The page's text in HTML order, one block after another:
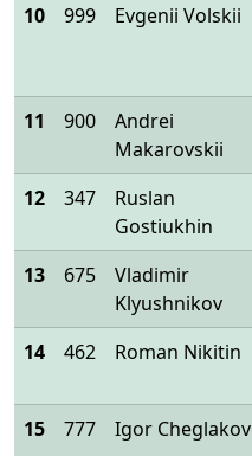
10
999 Evgenii Volskii
11
900
Andrei
Makarovskii
12
347
Ruslan
Gostiukhin
13
675
Vladimir
Klyushnikov
14
462 Roman Nikitin
15
777 Igor Cheglakov